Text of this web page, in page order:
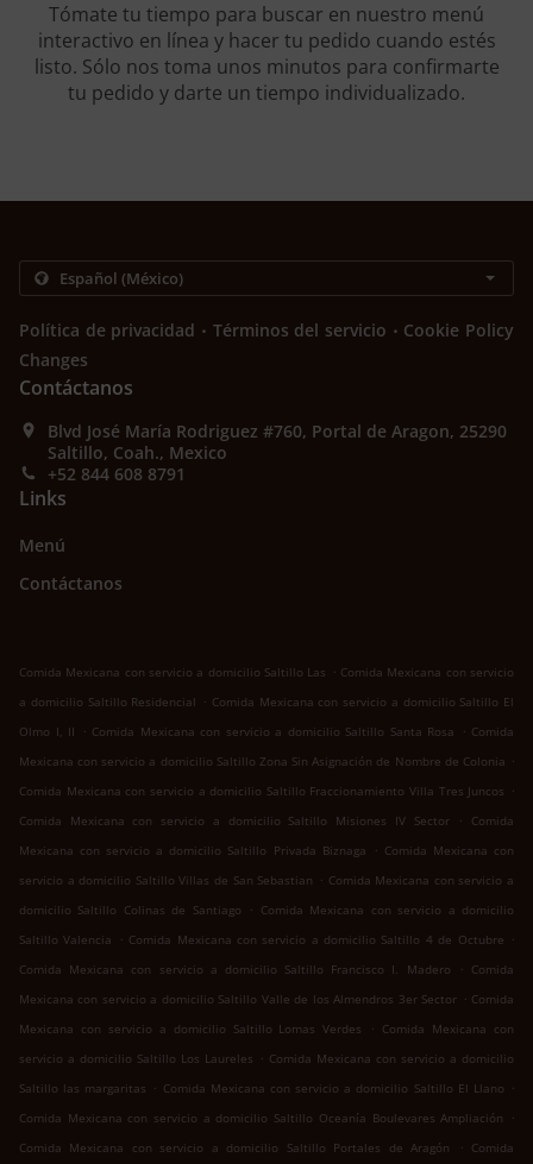
Tómate tu tiempo para buscar en nuestro menú
interactivo en línea y hacer tu pedido cuando estés
listo. Sólo nos toma unos minutos para confirmarte
tu pedido y darte un tiempo individualizado.
Política de privacidad . Términos del servicio . Cookie Policy
Changes
Contáctanos
Blvd José María Rodriguez #760, Portal de Aragon, 25290
Saltillo, Coah., Mexico
+52 844 608 8791
Links
Menú
Contáctanos
Comida Mexicana con servicio a domicilio Saltillo Las . Comida Mexicana con servicio
a domicilio Saltillo Residencial . Comida Mexicana con servicio a domicilio Saltillo El
Olmo I, II
. Comida Mexicana con servicio a domicilio Saltillo Santa Rosa . Comida
Mexicana con servicio a domicilio Saltillo Zona Sin Asignación de Nombre de Colonia .
Comida Mexicana con servicio a domicilio Saltillo Fraccionamiento Villa Tres Juncos .
Comida Mexicana con servicio a domicilio Saltillo Misiones IV Sector
.
Comida
Mexicana con servicio a domicilio Saltillo Privada Biznaga
. Comida Mexicana con
servicio a domicilio Saltillo Villas de San Sebastian . Comida Mexicana con servicio a
domicilio Saltillo Colinas de Santiago
. Comida Mexicana con servicio a domicilio
Saltillo Valencia
. Comida Mexicana con servicio a domicilio Saltillo 4 de Octubre .
Comida Mexicana con servicio a domicilio Saltillo Francisco I. Madero
. Comida
Mexicana con servicio a domicilio Saltillo Valle de los Almendros 3er Sector . Comida
Mexicana con servicio a domicilio Saltillo Lomas Verdes
. Comida Mexicana con
servicio a domicilio Saltillo Los Laureles . Comida Mexicana con servicio a domicilio
Saltillo las margaritas . Comida Mexicana con servicio a domicilio Saltillo El Llano .
Comida Mexicana con servicio a domicilio Saltillo Oceanía Boulevares Ampliación
.
Comida Mexicana con servicio a domicilio Saltillo Portales de Aragón
. Comida